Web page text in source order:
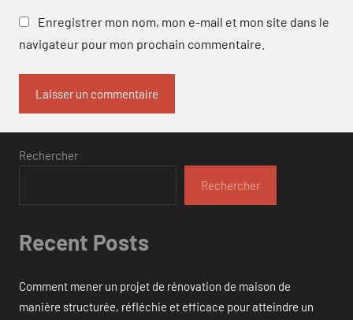
Enregistrer mon nom, mon e-mail et mon site dans le
navigateur pour mon prochain commentaire.
Rechercher
Rechercher
Recent Posts
Comment mener un projet de rénovation de maison de
manière structurée, réfléchie et efficace pour atteindre un